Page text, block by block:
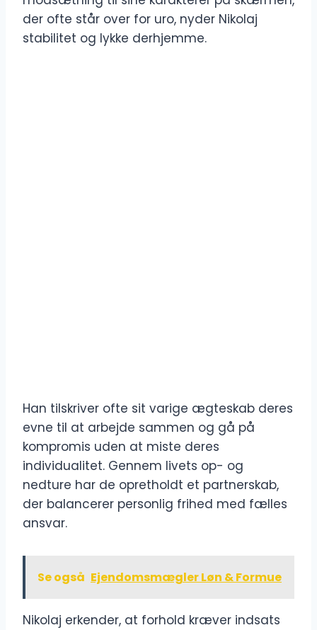
der ofte står over for uro, nyder Nikolaj
stabilitet og lykke derhjemme.
Han tilskriver ofte sit varige ægteskab deres
evne til at arbejde sammen og gå på
kompromis uden at miste deres
individualitet. Gennem livets op- og
nedture har de opretholdt et partnerskab,
der balancerer personlig frihed med fælles
ansvar.
Se også Ejendomsmægler Løn & Formue
Nikolaj erkender, at forhold kræver indsats